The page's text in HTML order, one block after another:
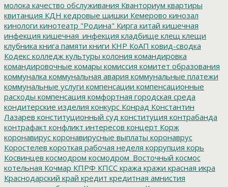
молока качество обслуживания Кванториум квартиры
квитанция КДН кедровые шишки Кемерово кинозал
кинологи кинотеатр "Родина" Кирга китай кишечная
инфекция кишечная_инфекция кладбище клещ клещи
клубника книга памяти книги КНР КоАП ковид-сводка
Кодекс колледж культуры колония командировка
командировочные комары комиссия комитет образования
коммуналка коммунальная авария коммунальные платежи
коммунальные услуги компенсации компенсационные
расходы компенсация комфортная городская среда
кондитерские изделия конкурс Конрад Константин
Лазарев конституционный суд конституция контрабанда
контрафакт конфликт интересов концерт Корж
коронавирус коронавирусные выплаты коронаврус
Коростелев короткая рабочая неделя коррупция корь
Косвинцев космодром космодром_Восточный космос
котельная Кочмар КПРФ КПСС кража кражи красная икра
Краснодарский край кредит кредитная амнистия